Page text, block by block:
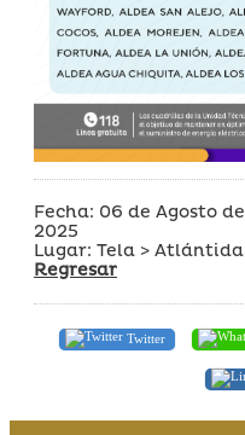
Fecha: 06 de Agosto de
2025
Lugar: Tela > Atlántida
Regresar
Twitter